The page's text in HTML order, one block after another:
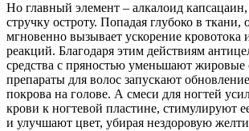
Но главный элемент – алкалоид
стручку остроту. Попадая глубоко в ткани,
мгновенно вызывает ускорение кровотока
реакций. Благодаря этим действиям
средства с пряностью уменьшают жировые
препараты для волос запускают
покрова на голове. А смеси для ногтей
крови к ногтевой пластине, стимулируют
и улучшают цвет, убирая нездоровую